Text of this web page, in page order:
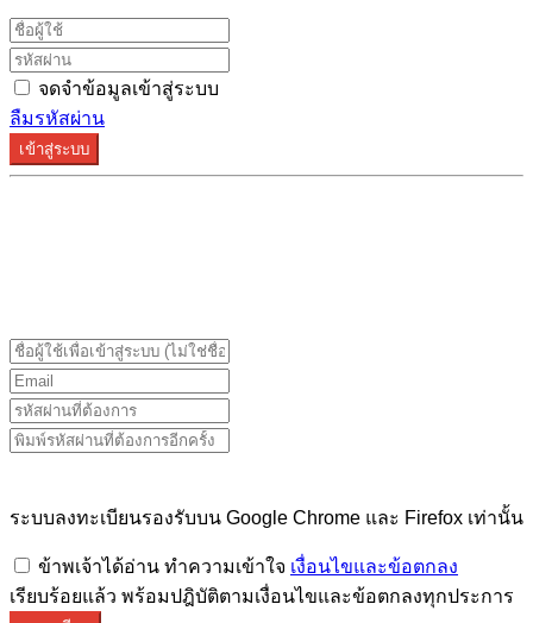
จดจำข้อมูลเข้าสู่ระบบ
ลืมรหัสผ่าน
เข้าสู่ระบบ
ระบบลงทะเบียนรองรับบน Google Chrome และ Firefox เท่านั้น
ข้าพเจ้าได้อ่าน ทำความเข้าใจ เงื่อนไขและข้อตกลง
เรียบร้อยแล้ว พร้อมปฎิบัติตามเงื่อนไขและข้อตกลงทุกประการ